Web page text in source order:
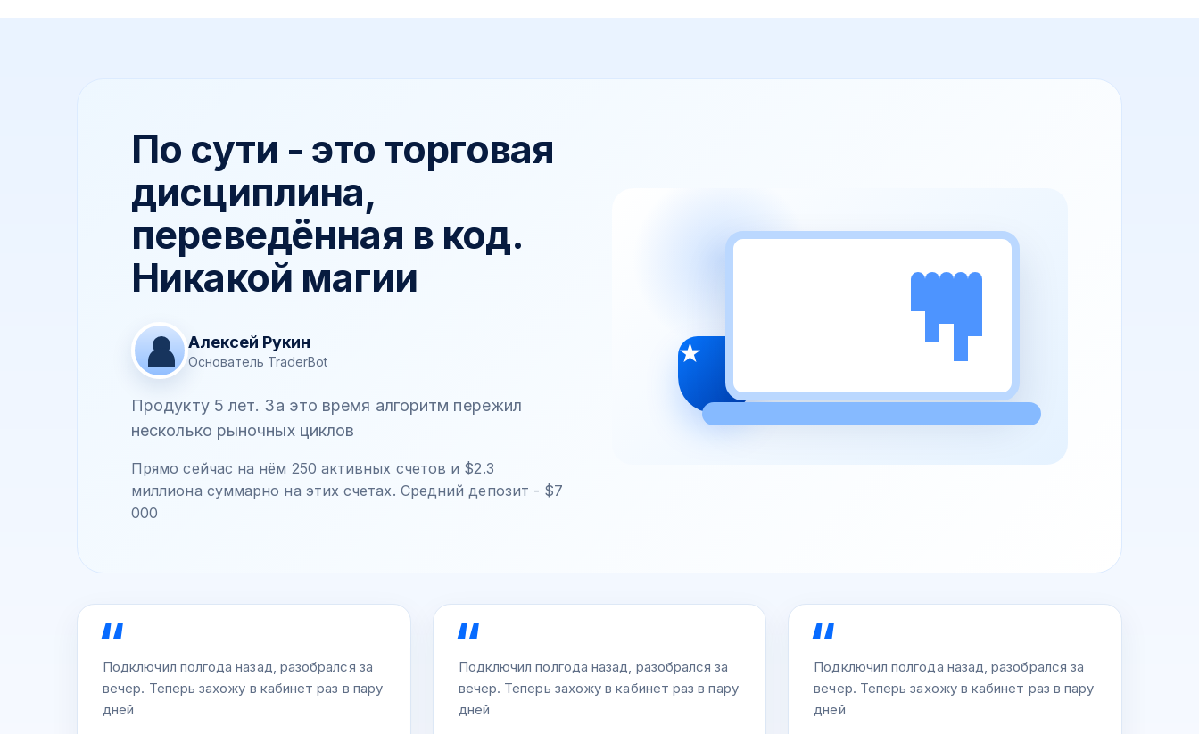
По сути - это торговая
дисциплина,
переведённая в код.
Никакой магии
Алексей Рукин
Основатель TraderBot
Продукту 5 лет. За это время алгоритм пережил
несколько рыночных циклов
Прямо сейчас на нём 250 активных счетов и $2.3
миллиона суммарно на этих счетах. Средний депозит - $7
000
Подключил полгода назад, разобрался за
вечер. Теперь захожу в кабинет раз в пару
дней
Подключил полгода назад, разобрался за
вечер. Теперь захожу в кабинет раз в пару
дней
Подключил полгода назад, разобрался за
вечер. Теперь захожу в кабинет раз в пару
дней